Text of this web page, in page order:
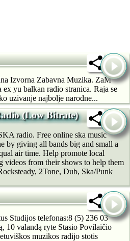
Izvorna Zabavna Muzika. ZaM
yu balkan radio stranica. Raja se
uzivanje najbolje narodne...
(Low Bitrate)
radio. Free online ska music
by giving all bands big and small a
air time. Help promote local
videos from their shows to help them
2Tone, Dub, Ska/Punk
Studijos telefonas:8 (5) 236 03
10 valandą ryte Stasio Povilaičio
muzikos radijo stotis